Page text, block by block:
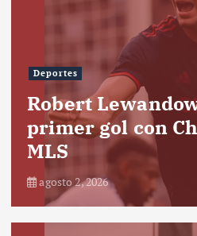
Deportes
Robert
primer gol con
MLS
agosto 2, 2026